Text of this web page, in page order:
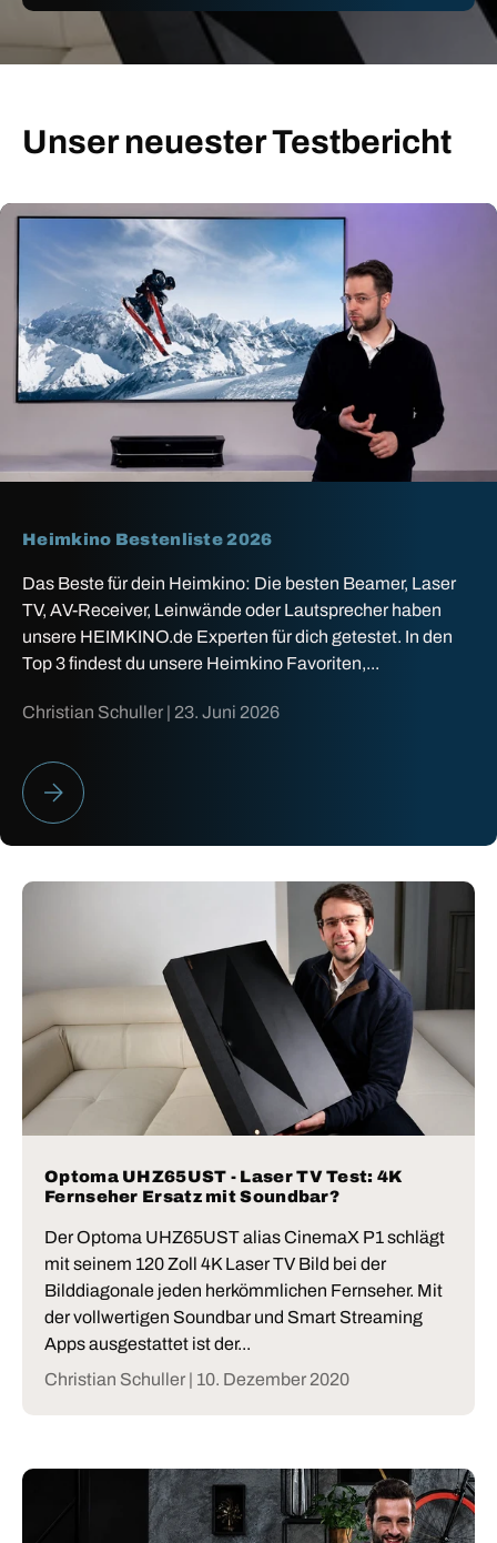
Unser neuester Testbericht
Heimkino Bestenliste 2026
Das Beste für dein Heimkino: Die besten Beamer, Laser
TV, AV-Receiver, Leinwände oder Lautsprecher haben
unsere HEIMKINO.de Experten für dich getestet. In den
Top 3 findest du unsere Heimkino Favoriten,...
Christian Schuller | 23. Juni 2026
HEIMKINO BESTENLISTE 2026
Optoma UHZ65UST - Laser TV Test: 4K
Fernseher Ersatz mit Soundbar?
Der Optoma UHZ65UST alias CinemaX P1 schlägt
mit seinem 120 Zoll 4K Laser TV Bild bei der
Bilddiagonale jeden herkömmlichen Fernseher. Mit
der vollwertigen Soundbar und Smart Streaming
Apps ausgestattet ist der...
Christian Schuller | 10. Dezember 2020